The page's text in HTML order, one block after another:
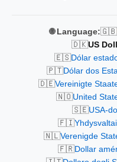
🌐 Language:🇬🇧
🇩🇰US
🇪🇸Dólar
🇵🇹Dólar dos
🇩🇪Vereinigte
🇳🇴United
🇸🇪USA-
🇫🇮
🇳🇱Verenigde
🇫🇷Dollar